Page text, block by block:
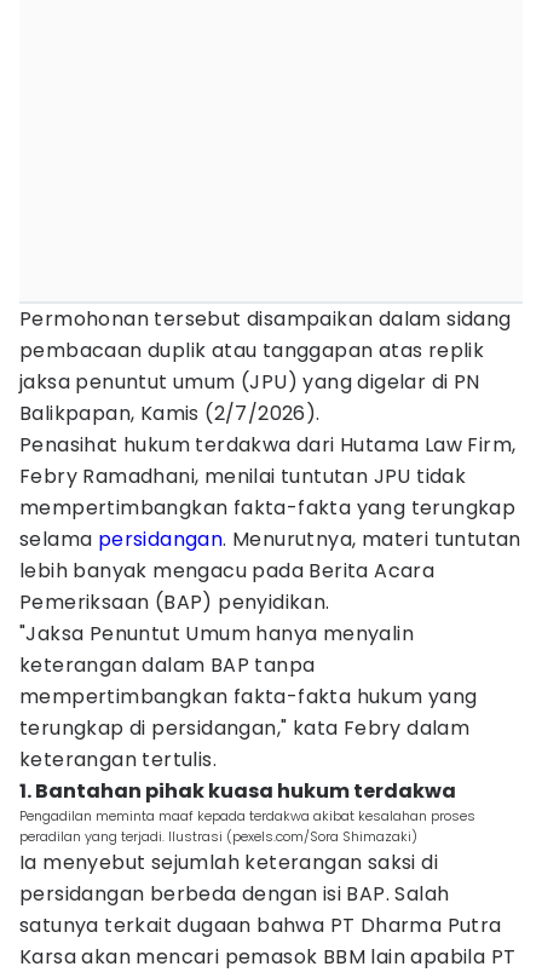
Permohonan tersebut disampaikan dalam sidang
pembacaan duplik atau tanggapan atas replik
jaksa penuntut umum (JPU) yang digelar di PN
Balikpapan, Kamis (2/7/2026).
Penasihat hukum terdakwa dari Hutama Law Firm,
Febry Ramadhani, menilai tuntutan JPU tidak
mempertimbangkan fakta-fakta yang terungkap
selama persidangan. Menurutnya, materi tuntutan
lebih banyak mengacu pada Berita Acara
Pemeriksaan (BAP) penyidikan.
"Jaksa Penuntut Umum hanya menyalin
keterangan dalam BAP tanpa
mempertimbangkan fakta-fakta hukum yang
terungkap di persidangan," kata Febry dalam
keterangan tertulis.
1. Bantahan pihak kuasa hukum terdakwa
Pengadilan meminta maaf kepada terdakwa akibat kesalahan proses
peradilan yang terjadi. Ilustrasi (pexels.com/Sora Shimazaki)
Ia menyebut sejumlah keterangan saksi di
persidangan berbeda dengan isi BAP. Salah
satunya terkait dugaan bahwa PT Dharma Putra
Karsa akan mencari pemasok BBM lain apabila PT